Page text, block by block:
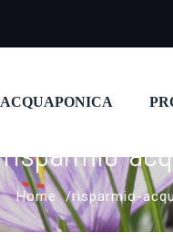
ACQUAPONICA
risparmio-
Home risparmio-